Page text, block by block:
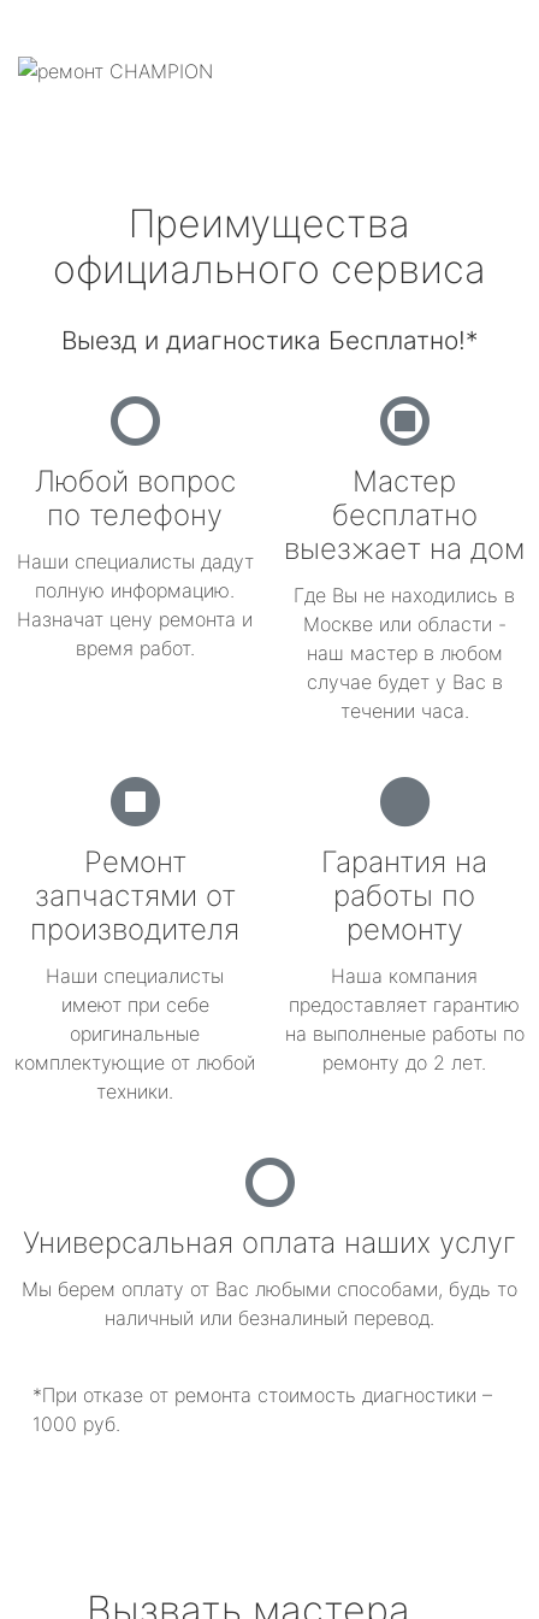
Преимущества
официального сервиса
Выезд и диагностика Бесплатно!*
Любой вопрос
по телефону
Наши специалисты дадут
полную информацию.
Назначат цену ремонта и
время работ.
Мастер
бесплатно
выезжает на дом
Где Вы не находились в
Москве или области -
наш мастер в любом
случае будет у Вас в
течении часа.
Ремонт
запчастями от
производителя
Наши специалисты
имеют при себе
оригинальные
комплектующие от любой
техники.
Гарантия на
работы по
ремонту
Наша компания
предоставляет гарантию
на выполненые работы по
ремонту до 2 лет.
Универсальная оплата наших услуг
Мы берем оплату от Вас любыми способами, будь то
наличный или безналиный перевод.
*При отказе от ремонта стоимость диагностики –
1000 руб.